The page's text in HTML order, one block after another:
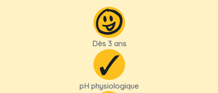
Dès 3 ans
pH physiologique